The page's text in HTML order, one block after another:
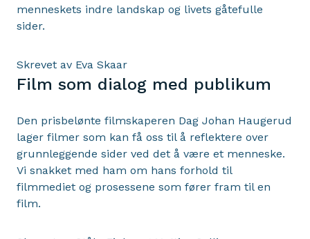
menneskets indre landskap og livets gåtefulle
sider.
Skrevet av Eva Skaar
Film som dialog med publikum
Den prisbelønte filmskaperen Dag Johan Haugerud
lager filmer som kan få oss til å reflektere over
grunnleggende sider ved det å være et menneske.
Vi snakket med ham om hans forhold til
filmmediet og prosessene som fører fram til en
film.